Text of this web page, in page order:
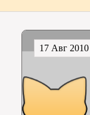
17 Авг 2010